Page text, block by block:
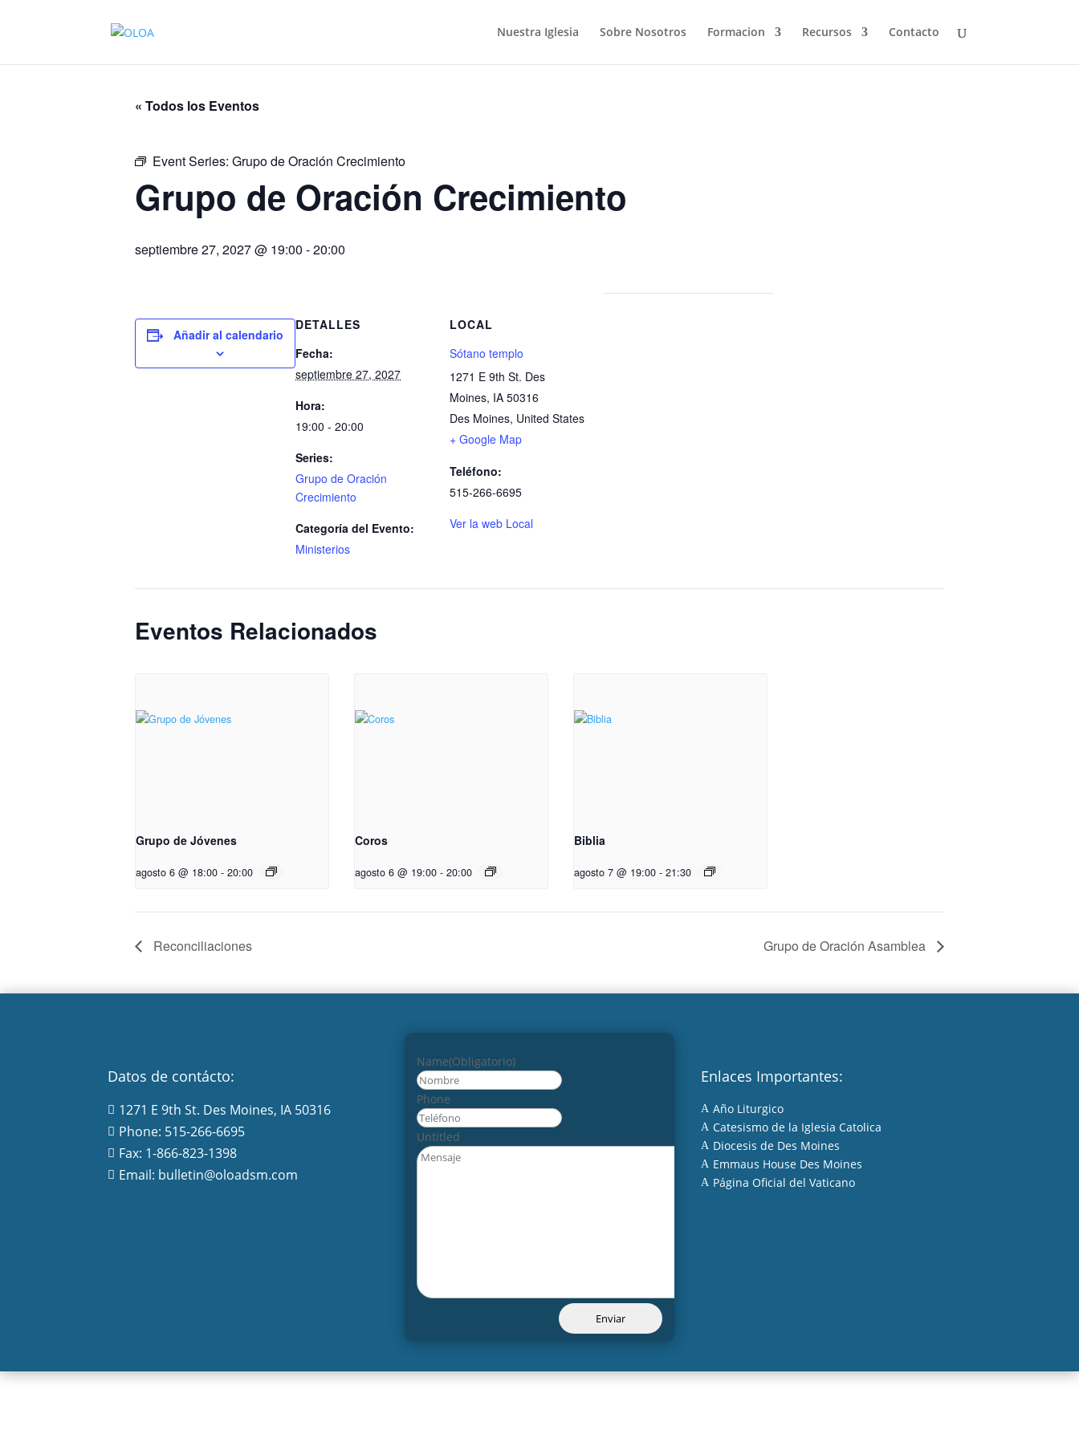
Nuestra Iglesia Sobre Nosotros Formacion Recursos Contacto
« Todos los Eventos
Event Series: Grupo de Oración Crecimiento
Grupo de Oración Crecimiento
septiembre 27, 2027 @ 19:00 -20:00
Añadir al calendario
DETALLES
Fecha:
septiembre 27, 2027
Hora:
19:00 - 20:00
Series:
Grupo de Oración
Crecimiento
Categoría del Evento:
Ministerios
LOCAL
Sótano templo
1271 E 9th St. Des
Moines, IA 50316
Des Moines, United States
+ Google Map
Teléfono:
515-266-6695
Ver la web Local
Eventos Relacionados
Grupo de Jóvenes
agosto 6 @ 18:00 - 20:00
Coros
agosto 6 @ 19:00 - 20:00
Biblia
agosto 7 @ 19:00 - 21:30
Reconciliaciones Grupo de Oración Asamblea
Datos de contácto:
 1271 E 9th St. Des Moines, IA 50316
 Phone: 515-266-6695
 Fax: 1-866-823-1398
 Email: bulletin@oloadsm.com
Name(Obligatorio)
Nombre
Phone
Untitled
Enlaces Importantes:
A Año Liturgico
A Catesismo de la Iglesia Catolica
A Diocesis de Des Moines
A Emmaus House Des Moines
A Página Oficial del Vaticano